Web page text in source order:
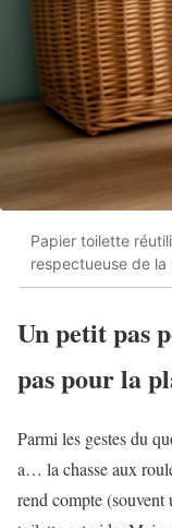
Papier toilette
respectueuse de la
Un petit pas
pas pour la
Parmi les gestes du
a… la chasse aux
rend compte